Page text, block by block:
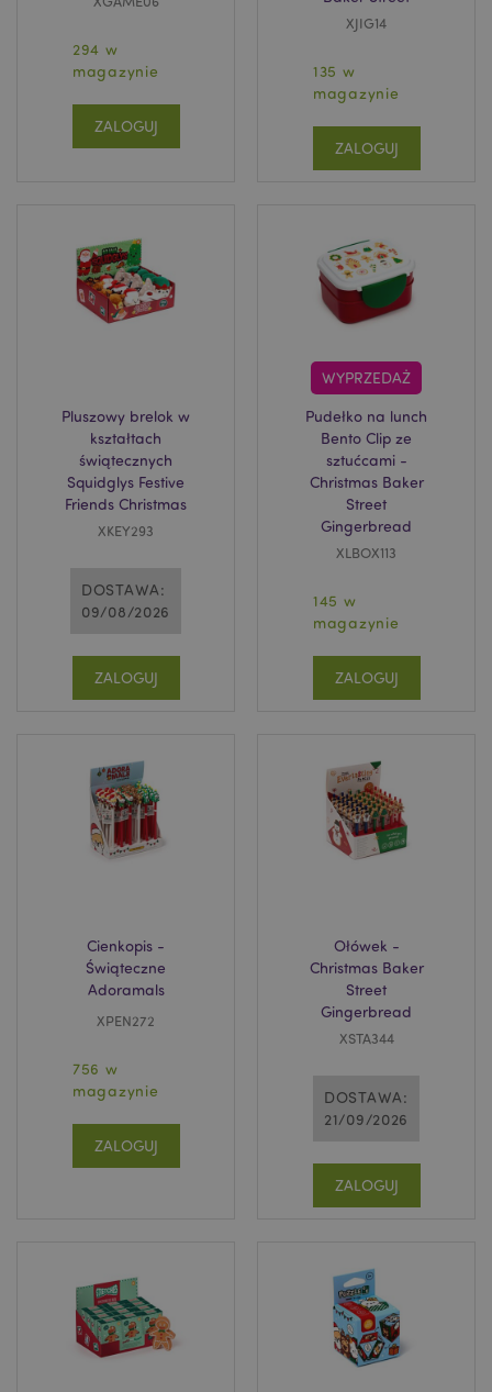
294 w
magazynie
ZALOGUJ
XJIG14
135 w
magazynie
ZALOGUJ
Pluszowy brelok w
kształtach
świątecznych
Squidglys Festive
Friends Christmas
XKEY293
DOSTAWA:
09/08/2026
ZALOGUJ
WYPRZEDAŻ
Pudełko na lunch
Bento Clip ze
sztućcami -
Christmas Baker
Street
Gingerbread
XLBOX113
145 w
magazynie
ZALOGUJ
Cienkopis -
Świąteczne
Adoramals
XPEN272
756 w
magazynie
ZALOGUJ
Ołówek -
Christmas Baker
Street
Gingerbread
XSTA344
DOSTAWA:
21/09/2026
ZALOGUJ